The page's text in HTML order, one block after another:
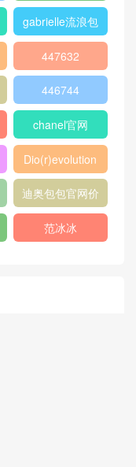
gabrielle流浪包
447632
446744
chanel官网
Dio(r)evolution
迪奥包包官网价
格
范冰冰